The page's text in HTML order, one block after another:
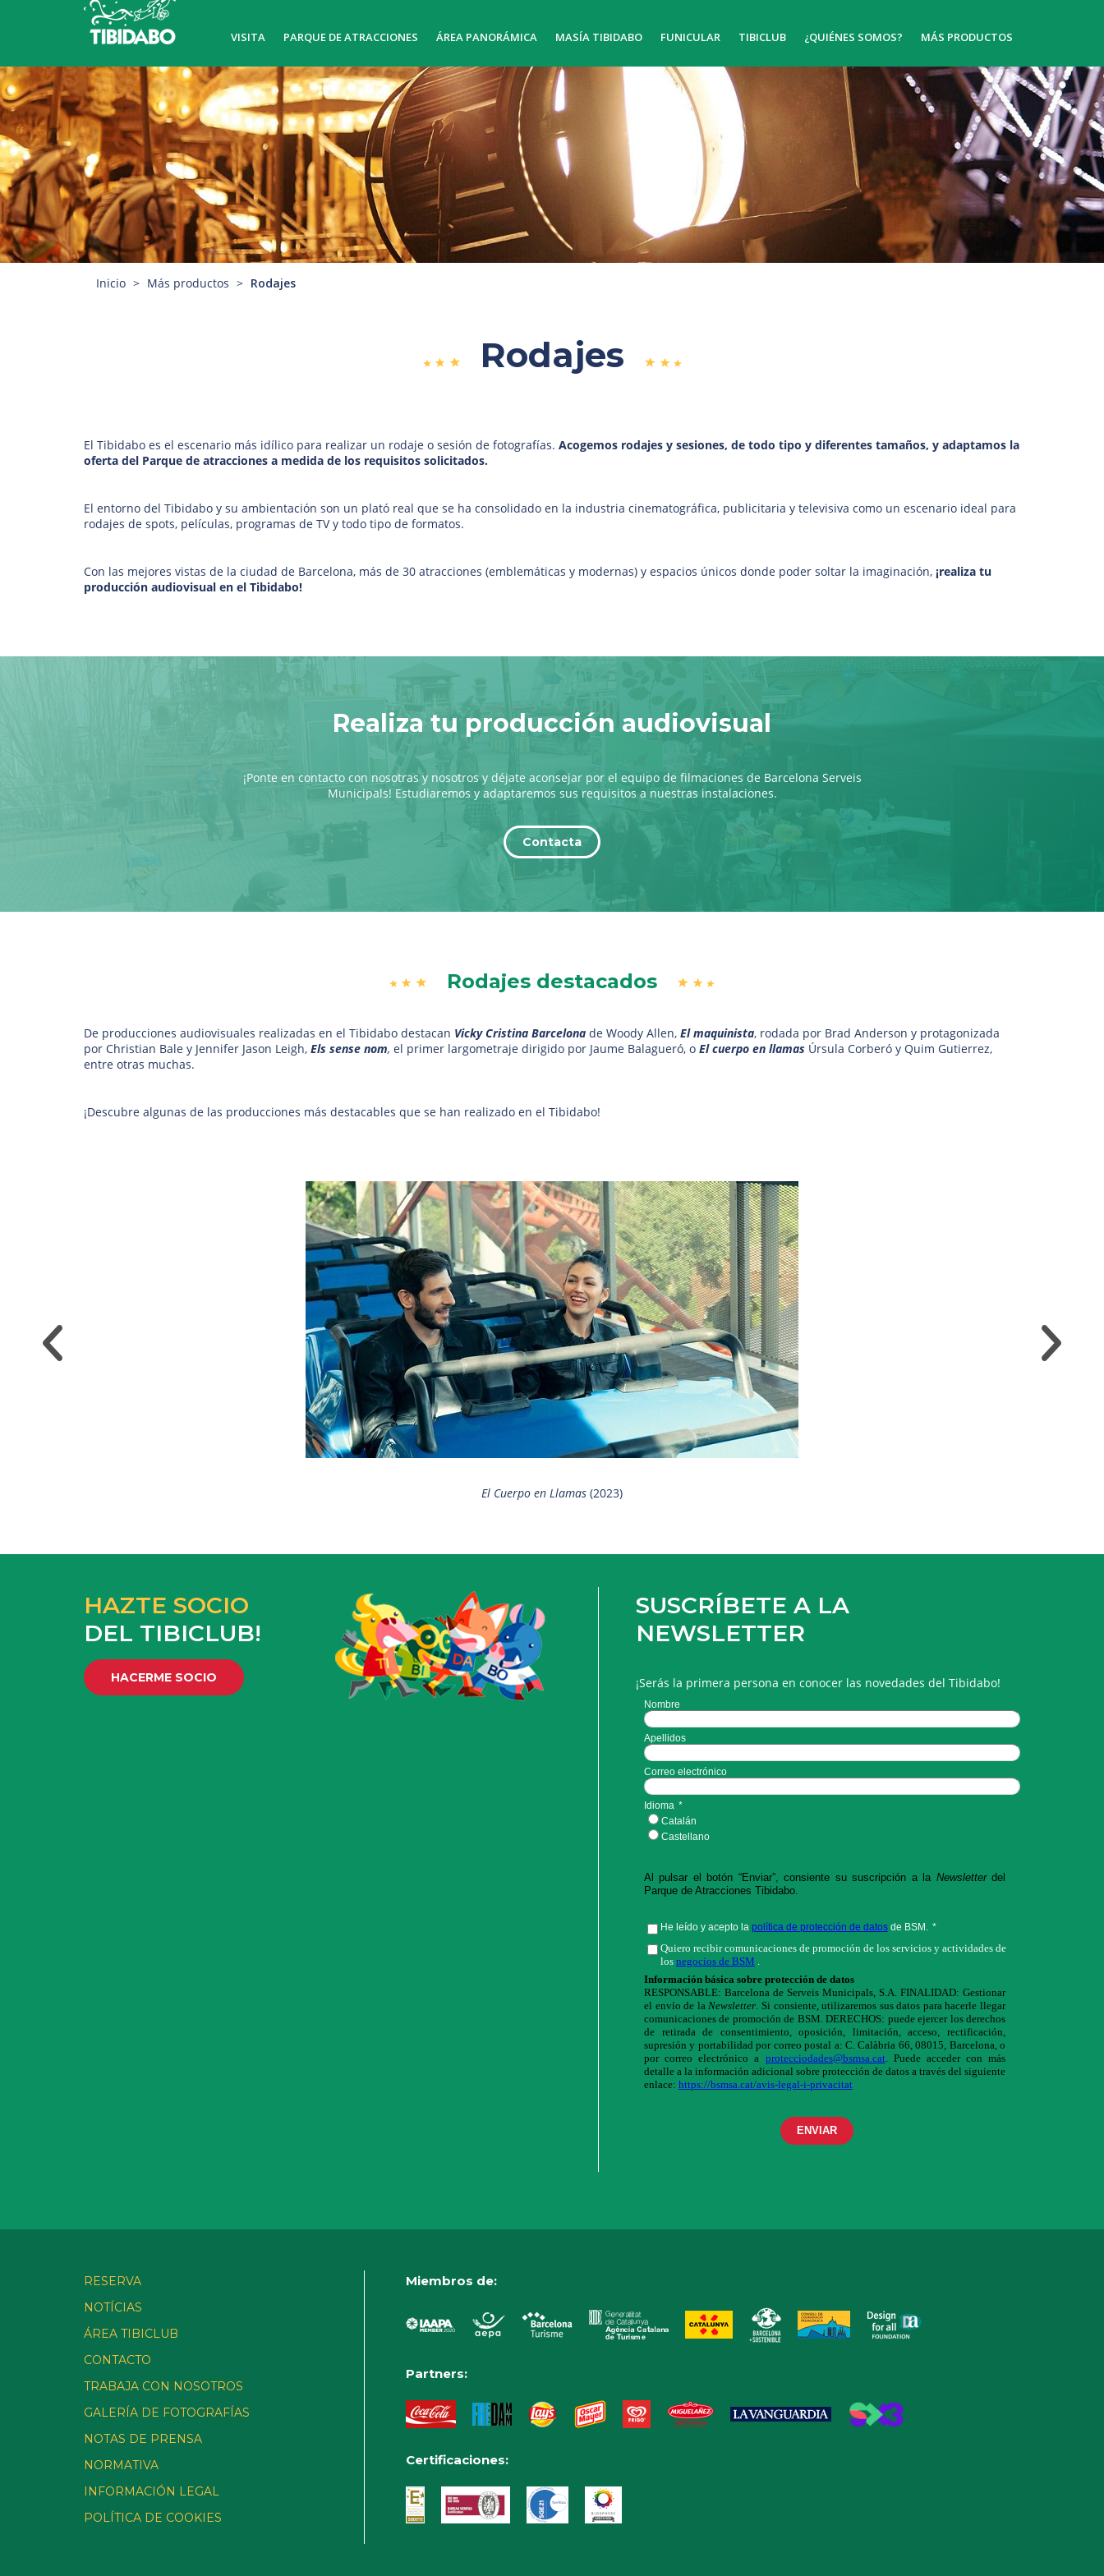
VISITA PARQUE DE ATRACCIONES ÁREA PANORÁMICA MASÍA TIBIDABO FUNICULAR TIBICLUB ¿QUIÉNES SOMOS? MÁS PRODUCTOS
Inicio Más productos Rodajes
Rodajes
El Tibidabo es el escenario más idílico para realizar un rodaje o sesión de fotografías. Acogemos rodajes y sesiones, de todo tipo y diferentes tamaños, y adaptamos la
oferta del Parque de atracciones a medida de los requisitos solicitados.
El entorno del Tibidabo y su ambientación son un plató real que se ha consolidado en la industria cinematográfica, publicitaria y televisiva como un escenario ideal para
rodajes de spots, películas, programas de TV y todo tipo de formatos.
Con las mejores vistas de la ciudad de Barcelona, más de 30 atracciones (emblemáticas y modernas) y espacios únicos donde poder soltar la imaginación, ¡realiza tu
producción audiovisual en el Tibidabo!
Realiza tu producción audiovisual
¡Ponte en contacto con nosotras y nosotros y déjate aconsejar por el equipo de filmaciones de Barcelona Serveis
Municipals! Estudiaremos y adaptaremos sus requisitos a nuestras instalaciones.
Contacta
Rodajes destacados
De producciones audiovisuales realizadas en el Tibidabo destacan Vicky Cristina Barcelona de Woody Allen, El maquinista, rodada por Brad Anderson y protagonizada
por Christian Bale y Jennifer Jason Leigh, Els sense nom, el primer largometraje dirigido por Jaume Balagueró, o El cuerpo en llamas Úrsula Corberó y Quim Gutierrez,
entre otras muchas.
¡Descubre algunas de las producciones más destacables que se han realizado en el Tibidabo!
El Cuerpo en Llamas (2023)
HAZTE SOCIO
DEL TIBICLUB!
HACERME SOCIO
SUSCRÍBETE A LA
NEWSLETTER
¡Serás la primera persona en conocer las novedades del Tibidabo!
RESERVA
NOTÍCIAS
ÁREA TIBICLUB
CONTACTO
TRABAJA CON NOSOTROS
GALERÍA DE FOTOGRAFÍAS
NOTAS DE PRENSA
NORMATIVA
INFORMACIÓN LEGAL
POLÍTICA DE COOKIES
Miembros de:
Partners:
Certificaciones: